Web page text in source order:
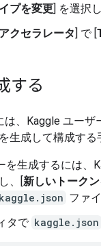
プを変更] を選択
クセラレータ] で [
する
は、Kaggle ユー
生成して構成する
を生成するには、
、[新しいトーク
kaggle.json ファ
タで kaggle.json